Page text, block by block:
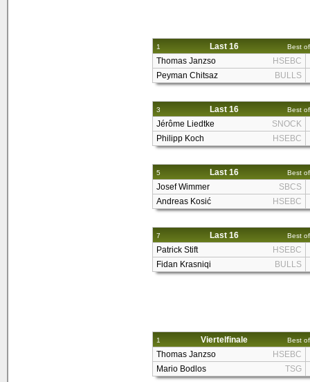
1 Last 16 Best
Thomas Janzso
HSEBC
Peyman Chitsaz
BULLS
3 Last 16 Best
Jérôme Liedtke
SNOCK
Philipp Koch
HSEBC
5 Last 16 Best
Josef Wimmer
SBCS
Andreas Kosić
HSEBC
7 Last 16 Best
Patrick Stift
HSEBC
Fidan Krasniqi
BULLS
1 Viertelfinale Best
Thomas Janzso
HSEBC
Mario Bodlos
TSG